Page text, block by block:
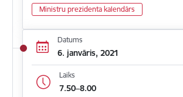
Ministru prezidenta kalendārs
Datums
6. janvāris, 2021
Laiks
7.50–8.00